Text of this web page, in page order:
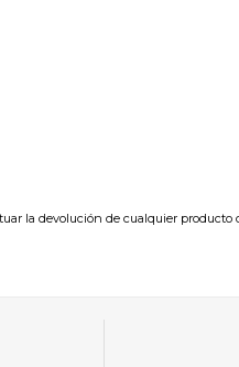
la devolución de cualquier producto